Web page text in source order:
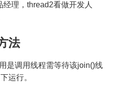
理，thread2看做开发人
法
是调用线程需等待该join()线
运行。